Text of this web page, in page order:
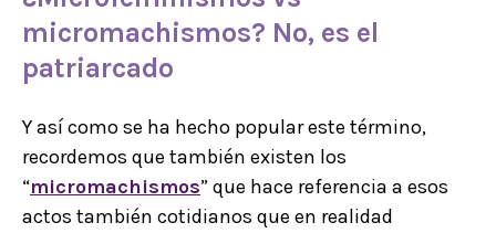
micromachismos? No, es el
patriarcado
Y así como se ha hecho popular este término,
recordemos que también existen los
“micromachismos” que hace referencia a esos
actos también cotidianos que en realidad